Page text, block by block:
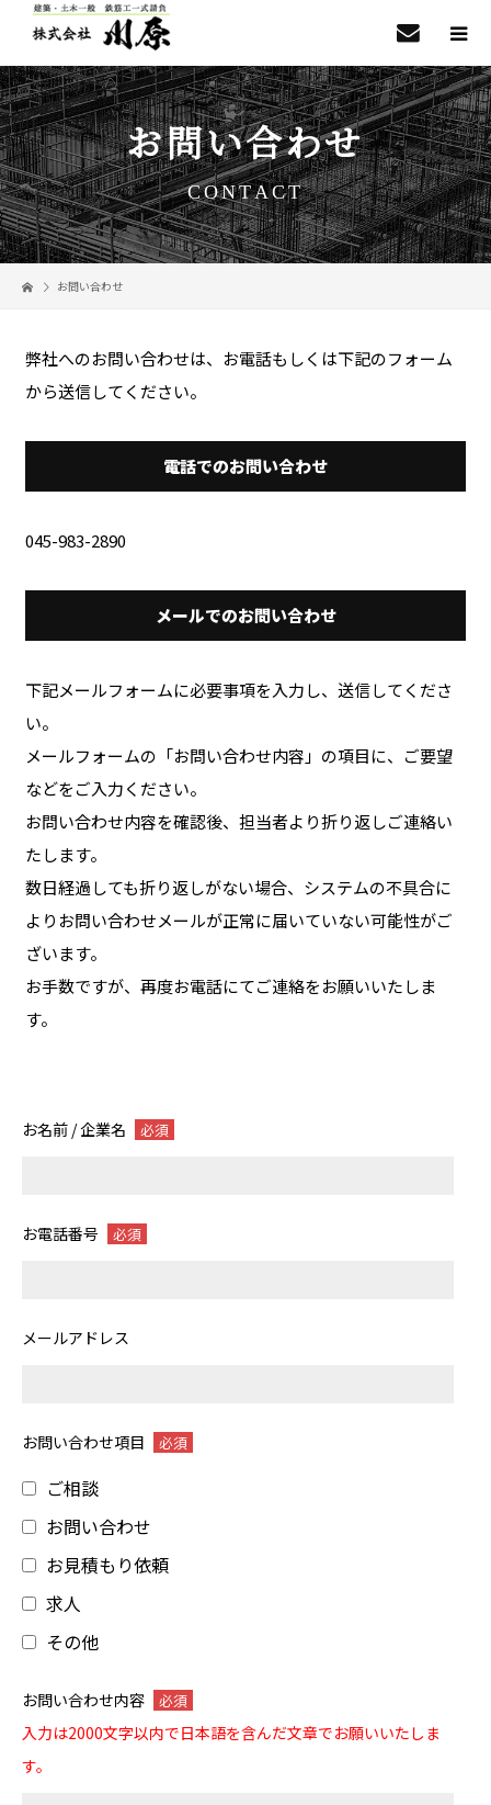
お問い合わせ
CONTACT
お問い合わせ
弊社へのお問い合わせは、お電話もしくは下記のフォーム
から送信してください。
電話でのお問い合わせ
045-983-2890
メールでのお問い合わせ
下記メールフォームに必要事項を入力し、送信してくださ
い。
メールフォームの「お問い合わせ内容」の項目に、ご要望
などをご入力ください。
お問い合わせ内容を確認後、担当者より折り返しご連絡い
たします。
数日経過しても折り返しがない場合、システムの不具合に
よりお問い合わせメールが正常に届いていない可能性がご
ざいます。
お手数ですが、再度お電話にてご連絡をお願いいたしま
す。
お名前 / 企業名 必須
お電話番号 必須
メールアドレス
お問い合わせ項目 必須
ご相談
お問い合わせ
お見積もり依頼
求人
その他
お問い合わせ内容 必須
入力は2000文字以内で日本語を含んだ文章でお願いいたしま
す。